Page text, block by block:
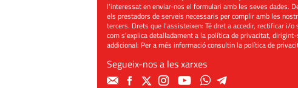
l'interessat en enviar-nos el formulari amb les seves dades.
els prestadors de serveis necessaris per complir amb les
tercers. Drets que l'assisteixen: Té dret a accedir, rectificar i/
com s'explica detalladament a la política de privacitat,
addicional: Per a més informació consultin lapolítica de
Segueix-nos a les xarxes